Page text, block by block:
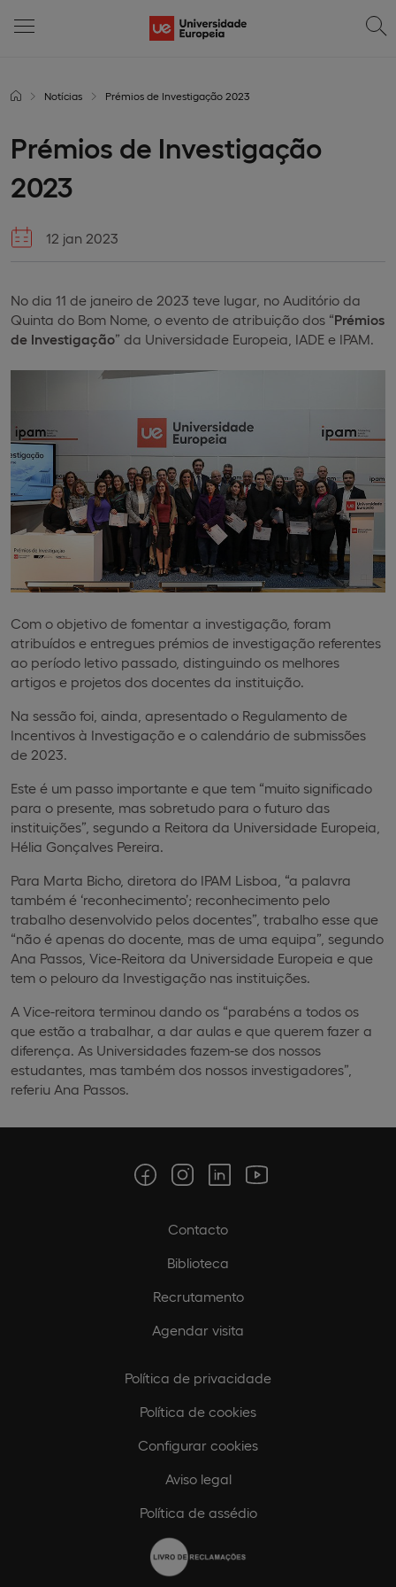
Notícias Prémios de Investigação 2023
Prémios de Investigação
2023
12 jan 2023
No dia 11 de janeiro de 2023 teve lugar, no Auditório da
Quinta do Bom Nome, o evento de atribuição dos “Prémios
de Investigação” da Universidade Europeia, IADE e IPAM.
Com o objetivo de fomentar a investigação, foram
atribuídos e entregues prémios de investigação referentes
ao período letivo passado, distinguindo os melhores
artigos e projetos dos docentes da instituição.
Na sessão foi, ainda, apresentado o Regulamento de
Incentivos à Investigação e o calendário de submissões
de 2023.
Este é um passo importante e que tem “muito significado
para o presente, mas sobretudo para o futuro das
instituições”, segundo a Reitora da Universidade Europeia,
Hélia Gonçalves Pereira.
Para Marta Bicho, diretora do IPAM Lisboa, “a palavra
também é ‘reconhecimento’; reconhecimento pelo
trabalho desenvolvido pelos docentes”, trabalho esse que
“não é apenas do docente, mas de uma equipa”, segundo
Ana Passos, Vice-Reitora da Universidade Europeia e que
tem o pelouro da Investigação nas instituições.
A Vice-reitora terminou dando os “parabéns a todos os
que estão a trabalhar, a dar aulas e que querem fazer a
diferença. As Universidades fazem-se dos nossos
estudantes, mas também dos nossos investigadores”,
referiu Ana Passos.
Contacto
Biblioteca
Recrutamento
Agendar visita
Política de privacidade
Política de cookies
Configurar cookies
Aviso legal
Política de assédio